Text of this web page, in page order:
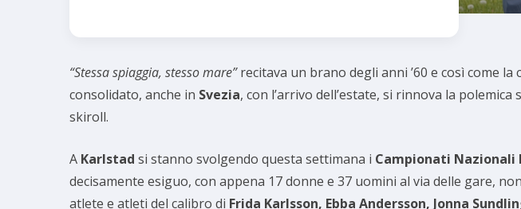
“Stessa spiaggia, stesso mare”recitava un brano degli anni ’60 e così come
consolidato, anche in Svezia, con l’arrivo dell’estate, si rinnova la
skiroll.
A Karlstad si stanno svolgendo questa settimana i Campionati Nazionali
decisamente esiguo, con appena 17 donne e 37 uomini al via delle gare,
atlete e atleti del calibro di Frida Karlsson, Ebba Andersson, Jonna